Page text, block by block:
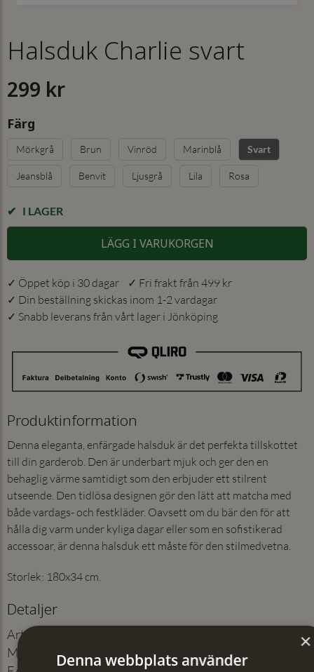
Halsduk Charlie svart
299 kr
Färg
Mörkgrå Brun Vinröd Marinblå Svart
Jeansblå Benvit Ljusgrå Lila Rosa
I LAGER
LÄGG I VARUKORGEN
✓ Öppet köp i 30 dagar ✓ Fri frakt från 499 kr
✓ Din beställning skickas inom 1-2 vardagar
✓ Snabb leverans från vårt lager i Jönköping
Produktinformation
Denna eleganta, enfärgade halsduk är det perfekta tillskottet
till din garderob. Den är underbart mjuk och ger den en
behaglig värme samtidigt som den erbjuder ett stilrent
utseende. Den tidlösa designen gör den lätt att matcha med
både vardags- och festkläder. Oavsett om du bär den för att
hålla dig varm under kyliga dagar eller som en sofistikerad
accessoar, är denna halsduk ett måste för den stilmedvetna.
Storlek: 180x34 cm.
Detaljer
Artikelnummer
Material
70% polyester, 30% viskos
×
Denna webbplats använder